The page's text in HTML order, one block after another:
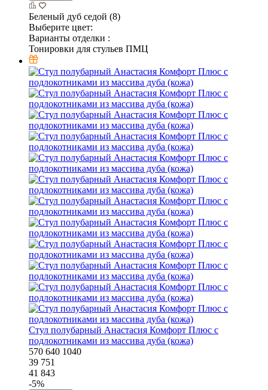
Беленый дуб седой (8)
Выберите цвет:
Варианты отделки :
Тонировки для стульев ПМЦ
Стул полубарный Анастасия Комфорт Плюс с
подлокотниками из массива дуба (кожа)
570 640 1040
39 751
41 843
-5%